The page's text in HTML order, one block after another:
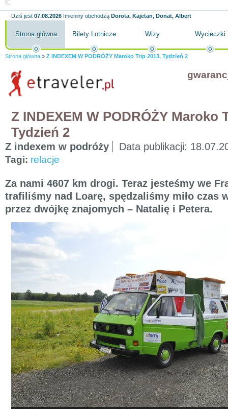
Dziś jest 07.08.2026 Imieniny obchodzą Dorota, Kajetan, Donat, Albert
Strona główna Bilety Lotnicze Wizy Wycieczki
Strona główna » Z INDEXEM W PODRÓŻY Maroko Trip 2013. Tydzień 2
Z INDEXEM W PODRÓŻY Maroko
Tydzień 2
Z indexem w podróży Data publikacji:
Tagi: relacje
Za nami 4607 km drogi. Teraz jesteśmy we
trafiliśmy nad Loarę, spędzaliśmy miło czas
przez dwójkę znajomych – Natalię i Petera.